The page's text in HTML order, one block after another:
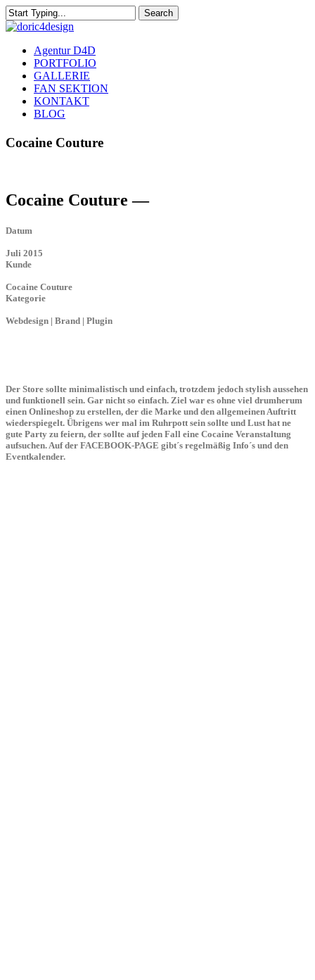
Skip
to
content
Search
Close
Menu
Agentur D4D
PORTFOLIO
GALLERIE
FAN SEKTION
KONTAKT
BLOG
Cocaine Couture
Cocaine Couture —
Datum
Juli 2015
Kunde
Cocaine Couture
Kategorie
Webdesign | Brand | Plugin
Der Store sollte minimalistisch und einfach, trotzdem jedoch stylish aussehen
und funktionell sein. Gar nicht so einfach. Ziel war es ohne viel drumherum
einen Onlineshop zu erstellen, der die Marke und den allgemeinen Auftritt
wiederspiegelt. Übrigens wer mal im Ruhrpott sein sollte und Lust hat ne
gute Party zu feiern, der sollte auf jeden Fall eine Cocaine Veranstaltung
aufsuchen. Auf der FACEBOOK-PAGE gibt´s regelmäßig Info´s und den
Eventkalender.